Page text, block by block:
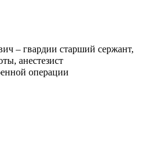
– гвардии старший сержант,
анестезист
операции